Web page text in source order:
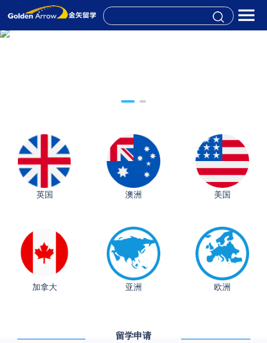
英国 澳洲 美国
加拿大 亚洲 欧洲
留学申请
从上海财大2+2到谢菲尔德：低均分逆袭QS百强金
香港理工大学王牌专业录取案例